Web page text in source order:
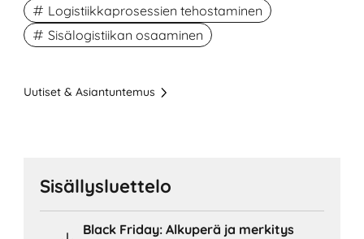
Logistiikkaprosessien tehostaminen
Sisälogistiikan osaaminen
Uutiset & Asiantuntemus
Sisällysluettelo
Black Friday: Alkuperä ja merkitys